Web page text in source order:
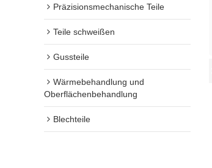
Präzisionsmechanische Teile
Teile schweißen
Gussteile
Wärmebehandlung und
Oberflächenbehandlung
Blechteile